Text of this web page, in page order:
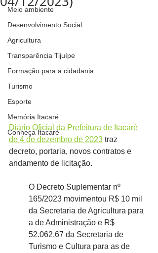
Meio ambiente
Desenvolvimento Social
Agricultura
Transparência Tijuípe
Formação para a cidadania
Turismo
Esporte
Memória Itacaré
Conheça Itacaré
Diário Oficial da Prefeitura de Itacaré
de 4 de dezembro de 2023 traz
decreto, portaria, novos contratos e
andamento de licitação.
O Decreto Suplementar nº
165/2023 movimentou R$ 10 mil
da Secretaria de Agricultura para
a de Administração e R$
52.062,67 da Secretaria de
Turismo e Cultura para as de